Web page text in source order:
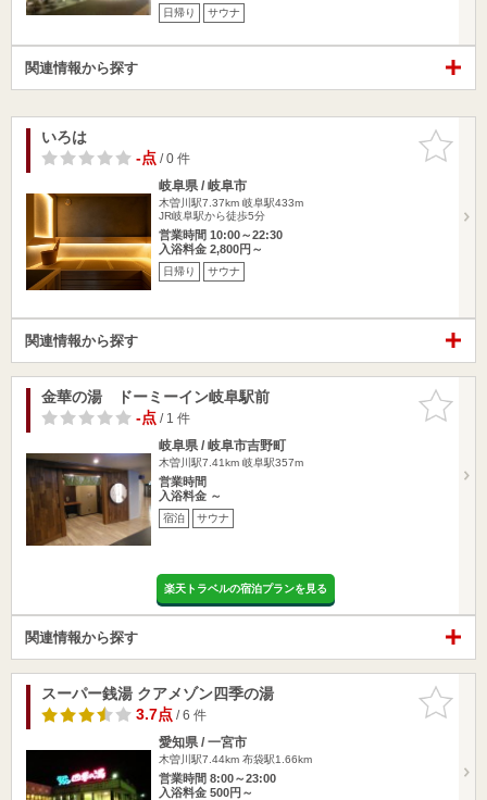
日帰り サウナ
関連情報から探す
お気に入
りに追加
いろは
-点/ 0 件
岐阜県 / 岐阜市
木曽川駅7.37km 岐阜駅433m
JR岐阜駅から徒歩5分
営業時間 10:00～22:30
入浴料金 2,800円～
日帰り サウナ
関連情報から探す
お気に入
りに追加
金華の湯 ドーミーイン岐阜駅前
-点/ 1 件
岐阜県 / 岐阜市吉野町
木曽川駅7.41km 岐阜駅357m
営業時間
入浴料金 ～
宿泊 サウナ
楽天トラベルの宿泊プランを見る
関連情報から探す
お気に入
りに追加
スーパー銭湯 クアメゾン四季の湯
3.7点/ 6 件
愛知県 / 一宮市
木曽川駅7.44km 布袋駅1.66km
営業時間 8:00～23:00
入浴料金 500円～